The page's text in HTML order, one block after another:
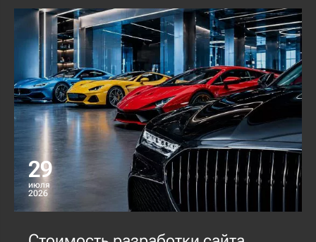
29
июля
2026